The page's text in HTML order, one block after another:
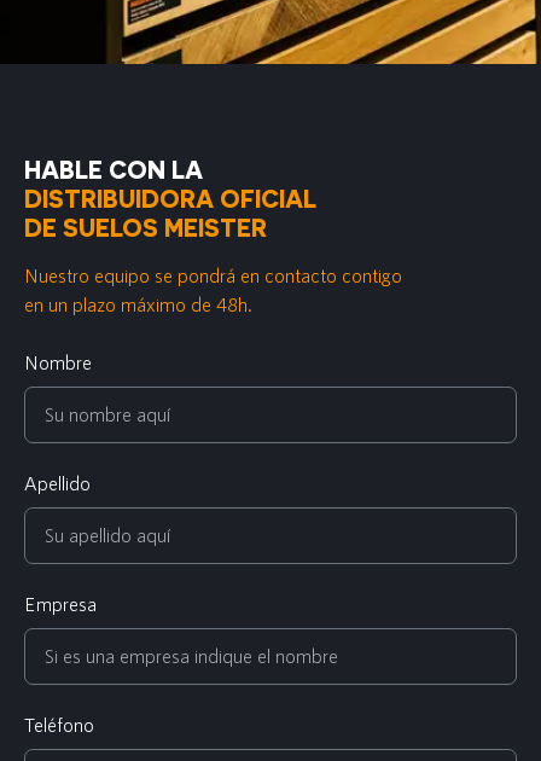
HABLE CON LA
DISTRIBUIDORA OFICIAL
DE SUELOS MEISTER
Nuestro equipo se pondrá en contacto contigo
en un plazo máximo de 48h.
Nombre
Apellido
Empresa
Teléfono